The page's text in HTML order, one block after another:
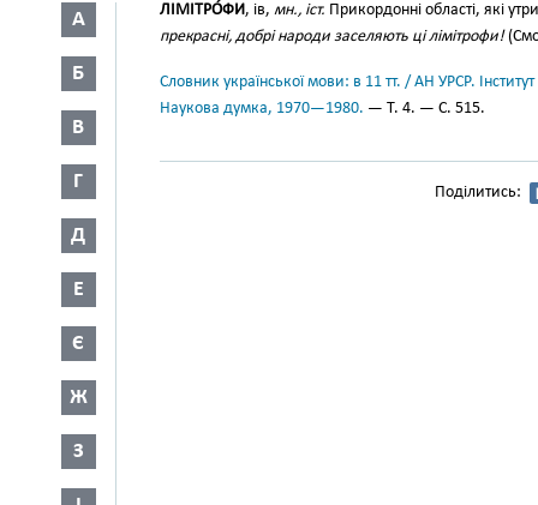
А
Б
В
Г
Д
Е
Є
Ж
З
ЛІМІТРО́ФИ, ів, мн., іст. Прикордонні області, які
прекрасні, добрі народи заселяють ці лімітрофи!
Словник української мови: в 11 тт. / АН УРСР.
Наукова думка, 1970—1980. — Т. 4. — С. 515.
Поділитись: